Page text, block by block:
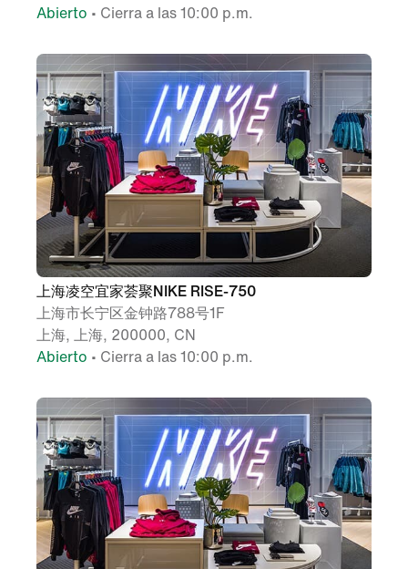
Abierto • Cierra a las 10:00 p.m.
上海凌空宜家荟聚NIKE RISE-750
上海市长宁区金钟路788号1F
上海, 上海, 200000, CN
Abierto • Cierra a las 10:00 p.m.